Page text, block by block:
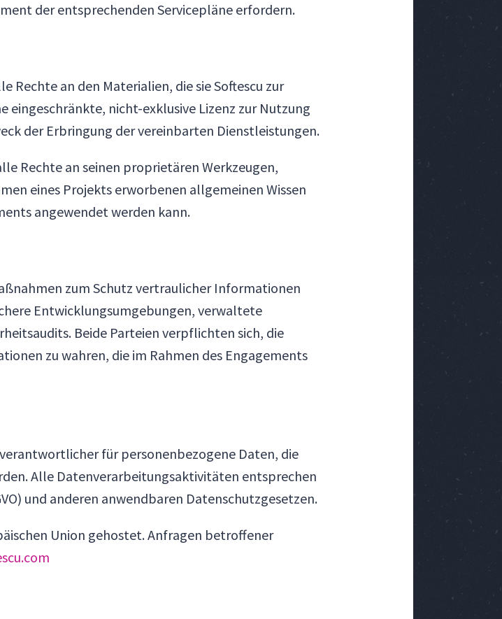
der entsprechenden Servicepläne erfordern.
Rechte an den Materialien, die sie Softescu zur
eingeschränkte, nicht-exklusive Lizenz zur Nutzung
der Erbringung der vereinbarten Dienstleistungen.
Rechte an seinen proprietären Werkzeugen,
eines Projekts erworbenen allgemeinen Wissen
angewendet werden kann.
zum Schutz vertraulicher Informationen
Entwicklungsumgebungen, verwaltete
Beide Parteien verpflichten sich, die
zu wahren, die im Rahmen des Engagements
für personenbezogene Daten, die
Alle Datenverarbeitungsaktivitäten entsprechen
und anderen anwendbaren Datenschutzgesetzen.
Union gehostet. Anfragen betroffener